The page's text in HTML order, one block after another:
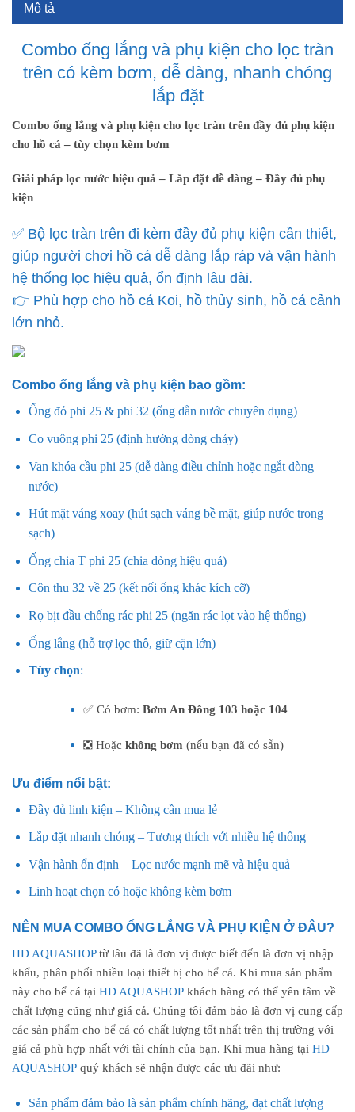
Mô tả
Combo ống lắng và phụ kiện cho lọc tràn
trên có kèm bơm, dễ dàng, nhanh chóng
lắp đặt
Combo ống lắng và phụ kiện cho lọc tràn trên đầy đủ phụ kiện
cho hồ cá – tùy chọn kèm bơm
Giải pháp lọc nước hiệu quả – Lắp đặt dễ dàng – Đầy đủ phụ
kiện
✅ Bộ lọc tràn trên đi kèm đầy đủ phụ kiện cần thiết,
giúp người chơi hồ cá dễ dàng lắp ráp và vận hành
hệ thống lọc hiệu quả, ổn định lâu dài.
👉 Phù hợp cho hồ cá Koi, hồ thủy sinh, hồ cá cảnh
lớn nhỏ.
Combo ống lắng và phụ kiện bao gồm:
Ống đỏ phi 25 & phi 32 (ống dẫn nước chuyên dụng)
Co vuông phi 25 (định hướng dòng chảy)
Van khóa cầu phi 25 (dễ dàng điều chỉnh hoặc ngắt dòng
nước)
Hút mặt váng xoay (hút sạch váng bề mặt, giúp nước trong
sạch)
Ống chia T phi 25 (chia dòng hiệu quả)
Côn thu 32 về 25 (kết nối ống khác kích cỡ)
Rọ bịt đầu chống rác phi 25 (ngăn rác lọt vào hệ thống)
Ống lắng (hỗ trợ lọc thô, giữ cặn lớn)
Tùy chọn:
✅ Có bơm: Bơm An Đông 103 hoặc 104
❎ Hoặc không bơm (nếu bạn đã có sẵn)
Ưu điểm nổi bật:
Đầy đủ linh kiện – Không cần mua lẻ
Lắp đặt nhanh chóng – Tương thích với nhiều hệ thống
Vận hành ổn định – Lọc nước mạnh mẽ và hiệu quả
Linh hoạt chọn có hoặc không kèm bơm
NÊN MUA COMBO ỐNG LẮNG VÀ PHỤ KIỆN Ở ĐÂU?
HD AQUASHOPtừ lâu đã là đơn vị được biết đến là đơn vị nhập
khẩu, phân phối nhiều loại thiết bị cho bể cá. Khi mua sản phẩm
này cho bể cá tại HD AQUASHOP khách hàng có thể yên tâm về
chất lượng cũng như giá cả. Chúng tôi đảm bảo là đơn vị cung cấp
các sản phẩm cho bể cá có chất lượng tốt nhất trên thị trường với
giá cả phù hợp nhất với tài chính của bạn. Khi mua hàng tại HD
AQUASHOP quý khách sẽ nhận được các ưu đãi như:
Sản phẩm đảm bảo là sản phẩm chính hãng, đạt chất lượng